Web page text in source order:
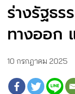
ร่างรัฐธ
ทางออก
10 กรกฎาคม 2025